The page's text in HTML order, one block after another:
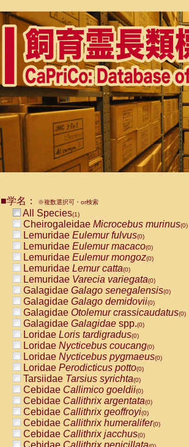
■学名： ※複数選択可・or検索
All Species(1)
Cheirogaleidae Microcebus murinus(0)
Lemuridae Eulemur fulvus(0)
Lemuridae Eulemur macaco(0)
Lemuridae Eulemur mongoz(0)
Lemuridae Lemur catta(0)
Lemuridae Varecia variegata(0)
Galagidae Galago senegalensis(0)
Galagidae Galago demidovii(0)
Galagidae Otolemur crassicaudatus(0)
Galagidae Galagidae spp.(0)
Loridae Loris tardigradus(0)
Loridae Nycticebus coucang(0)
Loridae Nycticebus pygmaeus(0)
Loridae Perodicticus potto(0)
Tarsiidae Tarsius syrichta(0)
Cebidae Callimico goeldii(0)
Cebidae Callithrix argentata(0)
Cebidae Callithrix geoffroyi(0)
Cebidae Callithrix humeralifer(0)
Cebidae Callithrix jacchus(0)
Cebidae Callithrix penicillata